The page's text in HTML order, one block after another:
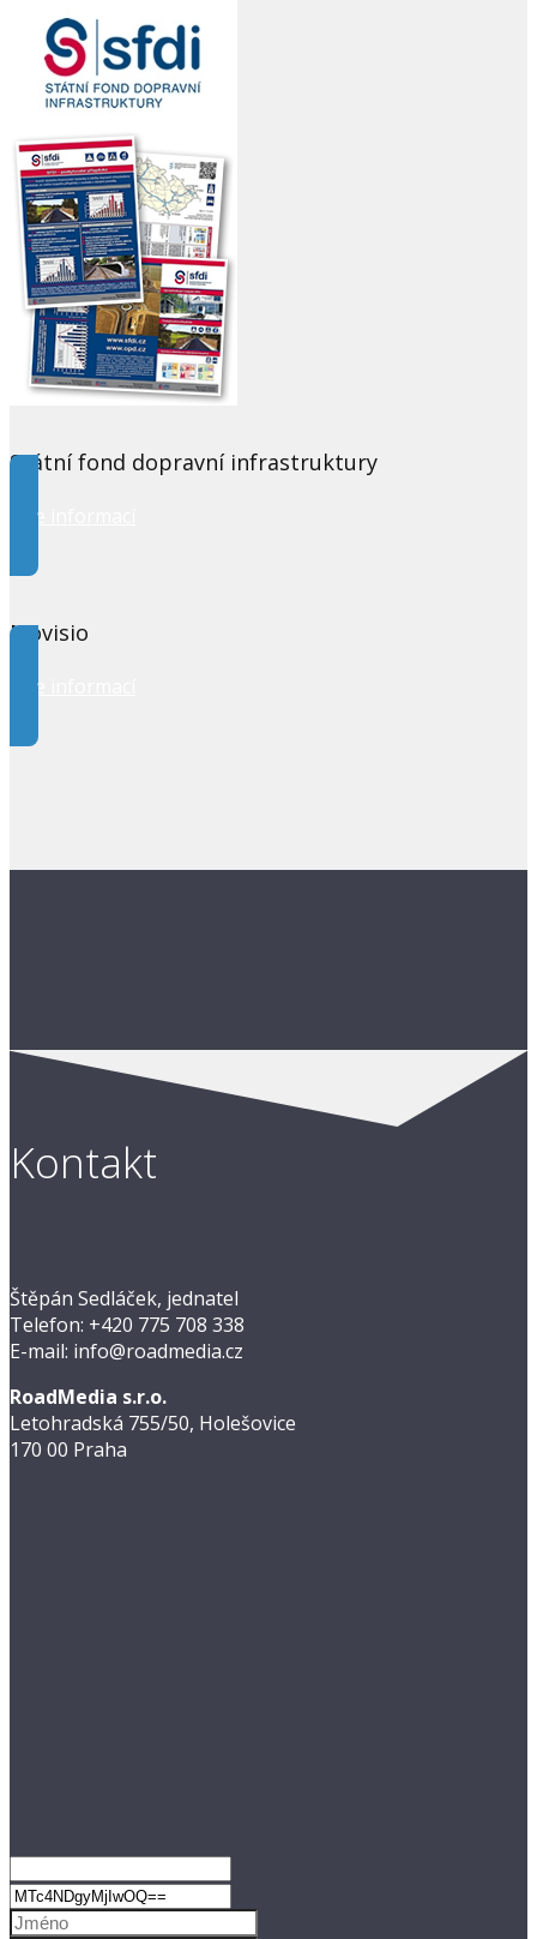
Státní fond dopravní infrastruktury
Více informací
Movisio
Více informací
Kontakt
Štěpán Sedláček, jednatel
Telefon: +420 775 708 338
E-mail: info@roadmedia.cz
RoadMedia s.r.o.
Letohradská 755/50, Holešovice
170 00 Praha